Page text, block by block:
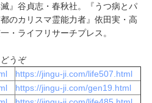
』谷貞志・春秋社。『うつ病とパ
のカリスマ霊能力者』依田実・高
・ライフリサーチプレス。
うぞ
https://jingu-ji.com/life507.html
https://jingu-ji.com/gen19.html